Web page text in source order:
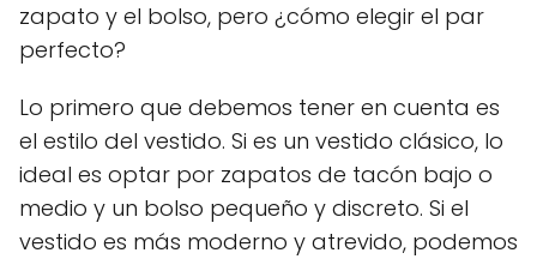
zapato y el bolso, pero ¿cómo elegir el par
perfecto?
Lo primero que debemos tener en cuenta es
el estilo del vestido. Si es un vestido clásico, lo
ideal es optar por zapatos de tacón bajo o
medio y un bolso pequeño y discreto. Si el
vestido es más moderno y atrevido, podemos